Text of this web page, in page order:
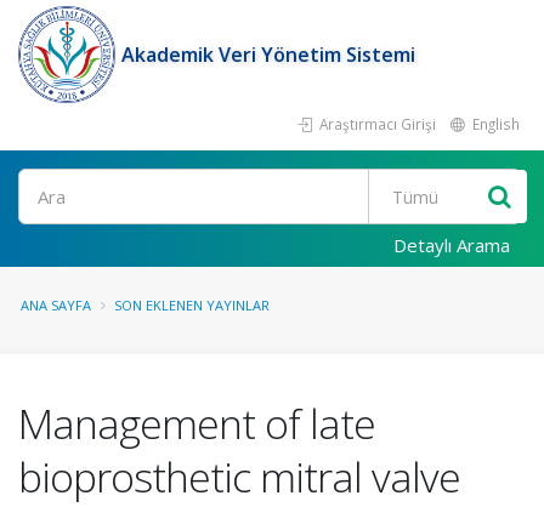
Akademik Veri Yönetim Sistemi
Araştırmacı Girişi English
Ara
Detaylı Arama
ANA SAYFA SON EKLENEN YAYINLAR
Management of late
bioprosthetic mitral valve